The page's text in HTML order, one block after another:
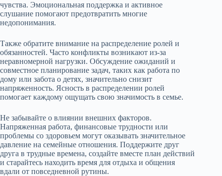
чувства. Эмоциональная поддержка и активное
слушание помогают предотвратить многие
недопонимания.
Также обратите внимание на распределение ролей и
обязанностей. Часто конфликты возникают из-за
неравномерной нагрузки. Обсуждение ожиданий и
совместное планирование задач, таких как работа по
дому или забота о детях, значительно снизит
напряженность. Ясность в распределении ролей
помогает каждому ощущать свою значимость в семье.
Не забывайте о влиянии внешних факторов.
Напряженная работа, финансовые трудности или
проблемы со здоровьем могут оказывать значительное
давление на семейные отношения. Поддержите друг
друга в трудные времена, создайте вместе план действий
и старайтесь находить время для отдыха и общения
вдали от повседневной рутины.